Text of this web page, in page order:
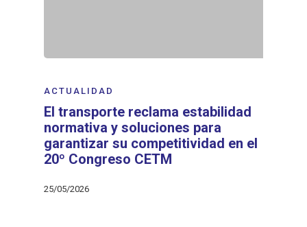
ACTUALIDAD
El transporte reclama estabilidad
normativa y soluciones para
garantizar su competitividad en el
20º Congreso CETM
25/05/2026